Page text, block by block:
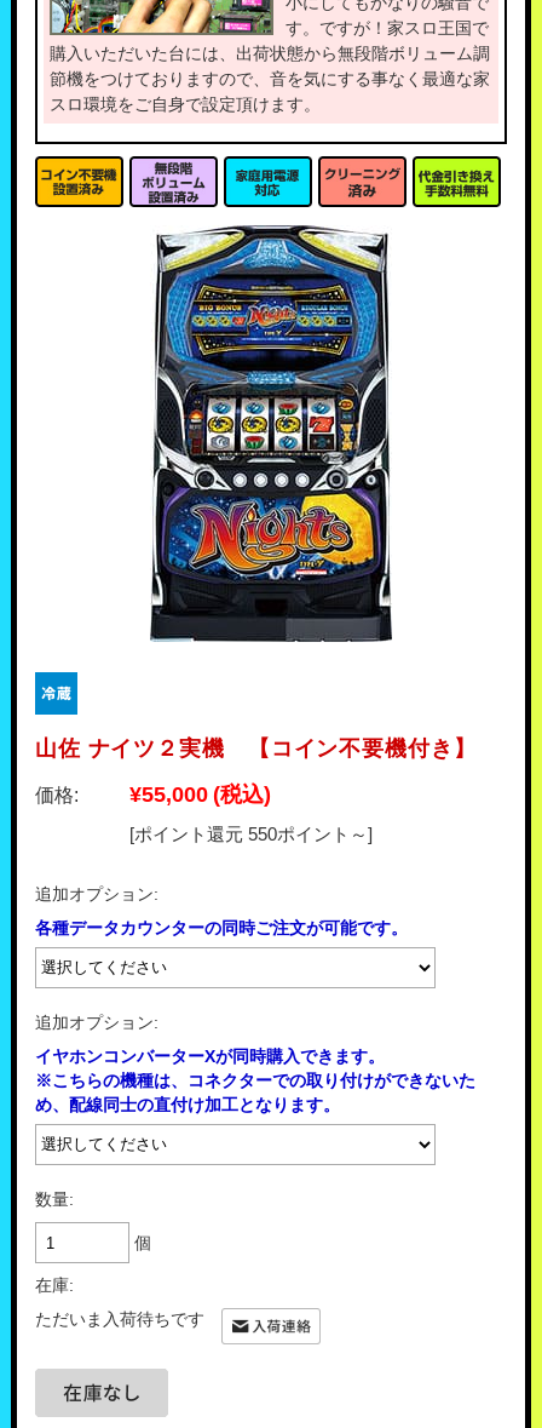
す。ですが！家スロ王国で
購入いただいた台には、出荷状態から無段階ボリューム調
節機をつけておりますので、音を気にする事なく最適な家
スロ環境をご自身で設定頂けます。
山佐 ナイツ２実機 【コイン不要機付き】
価格: ¥55,000(税込)
[ポイント還元 550ポイント～]
追加オプション:
各種データカウンターの同時ご注文が可能です。
追加オプション:
イヤホンコンバーターXが同時購入できます。
※こちらの機種は、コネクターでの取り付けができないた
め、配線同士の直付け加工となります。
数量:
個
在庫:
ただいま入荷待ちです